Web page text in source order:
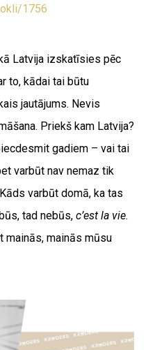
1756
Latvija izskatīsies pēc
to, kādai tai būtu
jautājums. Nevis
Priekš kam Latvija?
gadiem – vai tai
varbūt nav nemaz tik
varbūt domā, ka tas
tad nebūs, c’est la vie.
mainās, mainās mūsu